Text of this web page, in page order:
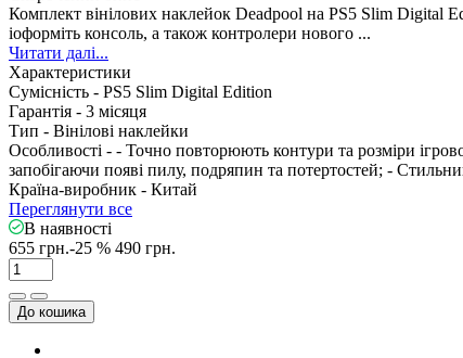
Комплект вінілових наклейок Deadpool на PS5 Slim Digital
іоформіть консоль, а також контролери нового ...
Читати далі...
Характеристики
Сумісність - PS5 Slim Digital Edition
Гарантія - 3 місяця
Тип - Вінілові наклейки
Особливості - - Точно повторюють контури та розміри
запобігаючи появі пилу, подряпин та потертостей; -
Країна-виробник - Китай
Переглянути все
В наявності
655 грн.-25 % 490 грн.
До кошика